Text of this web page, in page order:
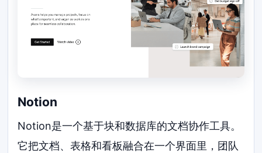
Notion
Notion是一个基于块和数据库的文档协作工具。
它把文档、表格和看板融合在一个界面里，团队